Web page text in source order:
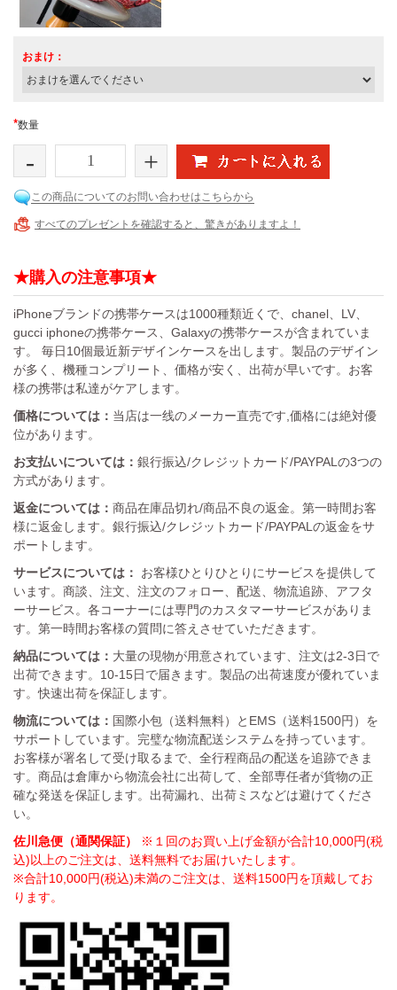
おまけ：
*数量
- +
この商品についてのお問い合わせはこちらから
すべてのプレゼントを確認すると、驚きがありますよ！
★購入の注意事項★
iPhoneブランドの携帯ケースは1000種類近くで、chanel、LV、
gucci iphoneの携帯ケース、Galaxyの携帯ケースが含まれていま
す。 毎日10個最近新デザインケースを出します。製品のデザイン
が多く、機種コンプリート、価格が安く、出荷が早いです。お客
様の携帯は私達がケアします。
価格については： 当店は一线のメーカー直売です,価格には絶対優
位があります。
お支払いについては： 銀行振込/クレジットカード/PAYPALの3つの
方式があります。
返金については： 商品在庫品切れ/商品不良の返金。第一時間お客
様に返金します。銀行振込/クレジットカード/PAYPALの返金をサ
ポートします。
サービスについては：
お客様ひとりひとりにサービスを提供して
います。商談、注文、注文のフォロー、配送、物流追跡、アフタ
ーサービス。各コーナーには専門のカスタマーサービスがありま
す。第一時間お客様の質問に答えさせていただきます。
納品については： 大量の現物が用意されています、注文は2-3日で
出荷できます。10-15日で届きます。製品の出荷速度が優れていま
す。快速出荷を保証します。
物流については： 国際小包（送料無料）とEMS（送料1500円）を
サポートしています。完璧な物流配送システムを持っています。
お客様が署名して受け取るまで、全行程商品の配送を追跡できま
す。商品は倉庫から物流会社に出荷して、全部専任者が貨物の正
確な発送を保証します。出荷漏れ、出荷ミスなどは避けてくださ
い。
佐川急便（通関保証）
※１回のお買い上げ金額が合計10,000円(税
込)以上のご注文は、送料無料でお届けいたします。
※合計10,000円(税込)未満のご注文は、送料1500円を頂戴してお
ります。